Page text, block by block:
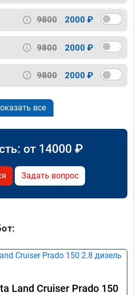
9800 2000 ₽
9800 2000 ₽
9800 2000 ₽
все
от 14000 ₽
Задать вопрос
Land Cruiser Prado 150